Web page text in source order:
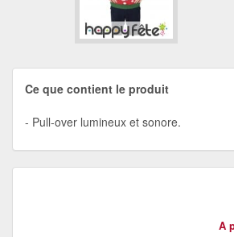
Ce que contient le produit
Pull-over lumineux et sonore.
A